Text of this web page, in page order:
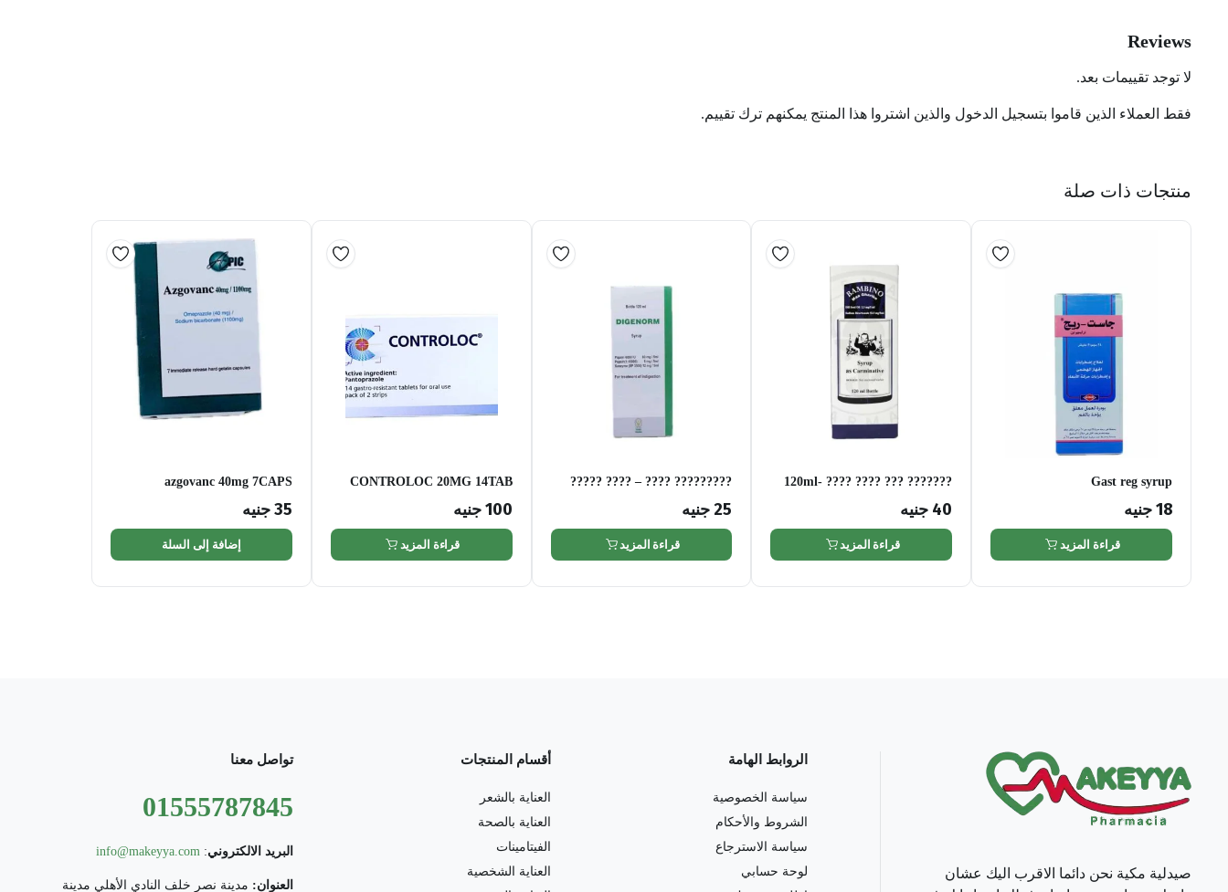
Reviews
لا توجد تقييمات بعد.
فقط العملاء الذين قاموا بتسجيل الدخول والذين اشتروا هذا المنتج يمكنهم ترك تقييم.
منتجات ذات صلة
Gast reg syrup
18جنيه
قراءة المزيد
??????? ??? ???? ???? -120ml
40 جنيه
قراءة المزيد
????????? ???? – ???? ?????
25 جنيه
قراءة المزيد
CONTROLOC 20MG 14TAB
100جنيه
قراءة المزيد
azgovanc 40mg 7CAPS
35جنيه
إضافة إلى السلة
صيدلية مكية نحن دائما الاقرب اليك عشان
الروابط الهامة
سياسة الخصوصية
الشروط والأحكام
سياسة الاسترجاع
لوحة حسابي
أقسام المنتجات
العناية بالشعر
العناية بالصحة
الفيتامينات
العناية الشخصية
تواصل معنا
01555787845
البريد الالكتروني:
info@makeyya.com
العنوان: مدينة نصر خلف النادي الأهلي مدينة